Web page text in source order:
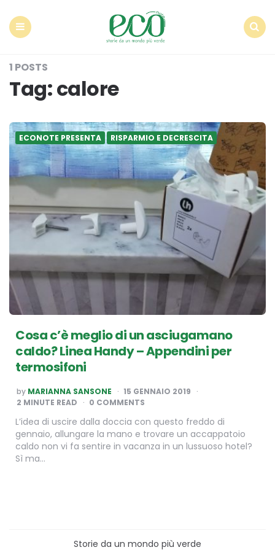
1 POSTS
Tag:calore
ECONOTE PRESENTA RISPARMIO E DECRESCITA
Cosa c’è meglio di un asciugamano
caldo? Linea Handy – Appendini per
termosifoni
POSTED
BY
by MARIANNA SANSONE
15 GENNAIO 2019
2 MINUTE READ 0 COMMENTS
L’idea di uscire dalla doccia con questo freddo di
gennaio, allungare la mano e trovare un accappatoio
caldo non vi fa sentire in vacanza in un lussuoso hotel?
Sì ma…
Storie da un mondo più verde